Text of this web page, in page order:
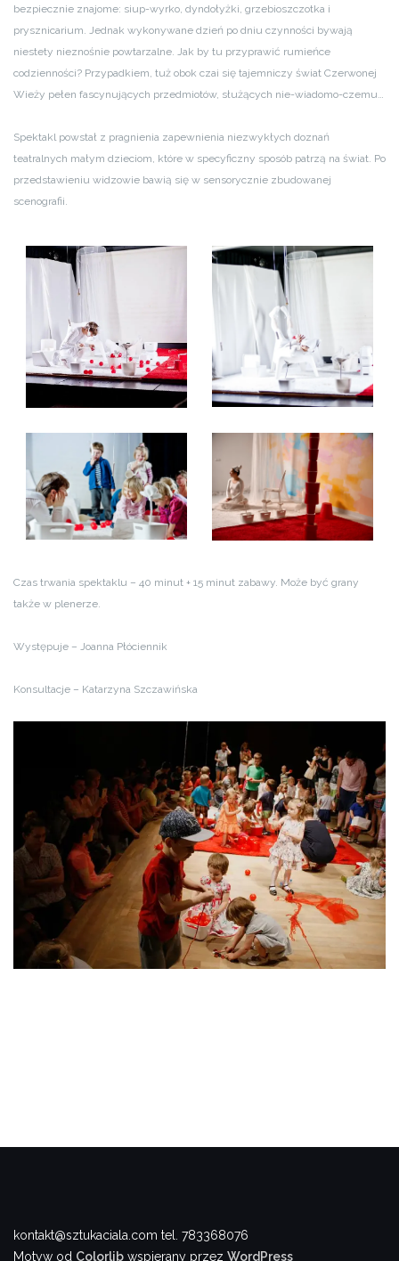
bezpiecznie znajome: siup-wyrko, dyndołyżki, grzebioszczotka i
prysznicarium. Jednak wykonywane dzień po dniu czynności bywają
niestety nieznośnie powtarzalne. Jak by tu przyprawić rumieńce
codzienności? Przypadkiem, tuż obok czai się tajemniczy świat Czerwonej
Wieży pełen fascynujących przedmiotów, służących nie-wiadomo-czemu…
Spektakl powstał z pragnienia zapewnienia niezwykłych doznań
teatralnych małym dzieciom, które w specyficzny sposób patrzą na świat. Po
przedstawieniu widzowie bawią się w sensorycznie zbudowanej
scenografii.
Czas trwania spektaklu – 40 minut + 15 minut zabawy. Może być grany
także w plenerze.
Występuje – Joanna Płóciennik
Konsultacje – Katarzyna Szczawińska
kontakt@sztukaciala.com tel. 783368076
Motyw od Colorlib wspierany przez WordPress